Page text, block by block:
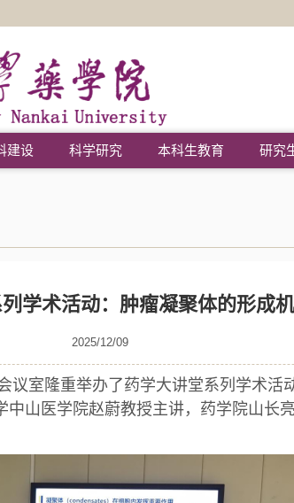
建设 科学研究 本科生教育 研究
学术活动：肿瘤凝聚体的形成
2025/12/09
室隆重举办了药学大讲堂系列学术活
中山医学院赵蔚教授主讲，药学院山长